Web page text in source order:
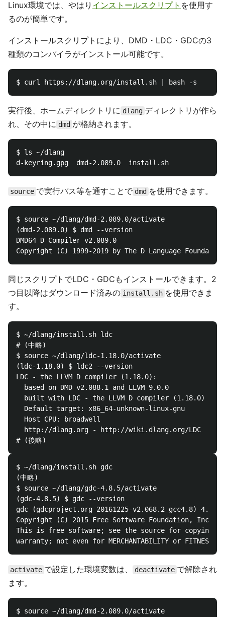
Linux環境では、やはり インストールスクリプト を使用す
るのが簡単です。
インストールスクリプトにより、DMD・LDC・GDCの3
種類のコンパイラがインストール可能です。
実行後、ホームディレクトリに dlang ディレクトリが作ら
れ、その中に dmd が格納されます。
$ ls ~/dlang
source で実行パス等を通すことで dmd を使用できます。
$ source ~/dlang/dmd-2.089.0/activate
(dmd-2.089.0) $ dmd --version
DMD64 D Compiler v2.089.0
同じスクリプトでLDC・GDCもインストールできます。2
つ目以降はダウンロード済みの install.sh を使用できま
す。
$ ~/dlang/install.sh ldc
# (中略)
$ source ~/dlang/ldc-1.18.0/activate
(ldc-1.18.0) $ ldc2 --version
LDC - the LLVM D compiler (1.18.0):
  based on DMD v2.088.1 and LLVM 9.0.0
  built with LDC - the LLVM D compiler (1.18.0)
  Default target: x86_64-unknown-linux-gnu
  Host CPU: broadwell
  http://dlang.org - http://wiki.dlang.org/LDC
$ ~/dlang/install.sh gdc
(中略)
$ source ~/dlang/gdc-4.8.5/activate
(gdc-4.8.5) $ gdc --version
gdc (gdcproject.org 20161225-v2.068.2_gcc4.8) 4.8.5
Copyright (C) 2015 Free Software Foundation, Inc.
This is free software; see the source for copying
activate で設定した環境変数は、 deactivate で解除され
ます。
$ source ~/dlang/dmd-2.089.0/activate